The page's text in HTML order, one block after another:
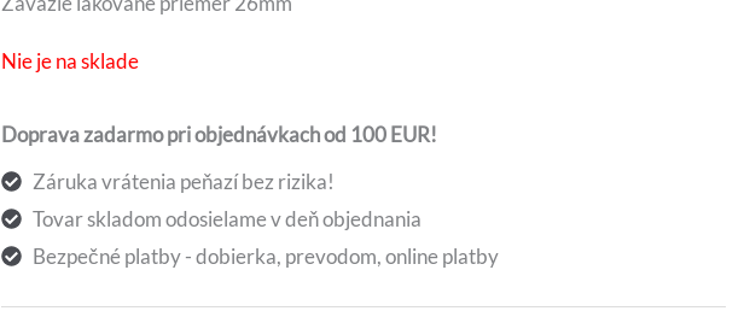
bola:
3,08 €. 2,15 €.
Nie je na sklade
Doprava zadarmo pri objednávkach od 100 EUR!
Záruka vrátenia peňazí bez rizika!
Tovar skladom odosielame v deň objednania
Bezpečné platby - dobierka, prevodom, online platby